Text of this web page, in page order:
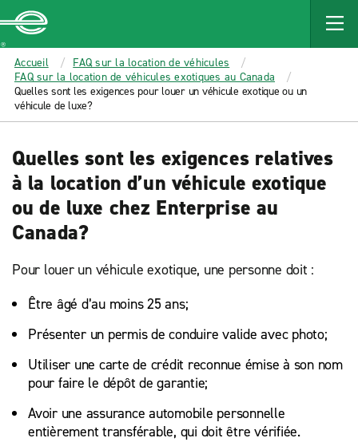
MAIN
CONTENT
Enterprise
Accueil
FAQ sur la location de véhicules
FAQ sur la location de véhicules exotiques au Canada
Quelles sont les exigences pour louer un véhicule exotique ou un
véhicule de luxe?
Quelles sont les exigences relatives
à la location d’un véhicule exotique
ou de luxe chez Enterprise au
Canada?
Pour louer un véhicule exotique, une personne doit :
Être âgé d’au moins 25 ans;
Présenter un permis de conduire valide avec photo;
Utiliser une carte de crédit reconnue émise à son nom
pour faire le dépôt de garantie;
Avoir une assurance automobile personnelle
entièrement transférable, qui doit être vérifiée.